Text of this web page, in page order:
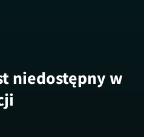
niedostępny w